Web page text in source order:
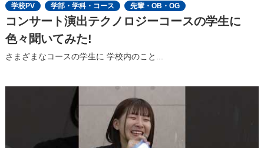
学校PV
学部・学科・コース 先輩・OB・OG
コンサート演出テクノロジーコースの学生に
色々聞いてみた!
さまざまなコースの学⽣に 学校内のこと...